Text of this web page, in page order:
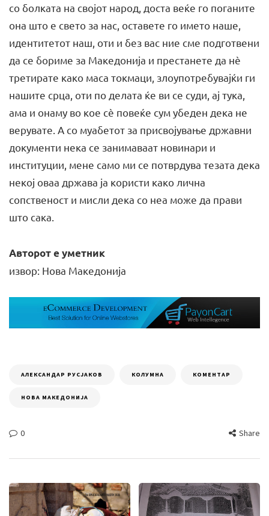
со болката на својот народ, доста веќе го поганите
она што е свето за нас, оставете го името наше,
идентитетот наш, оти и без вас ние сме подготвени
да се бориме за Македонија и престанете да нѐ
третирате како маса токмаци, злоупотребувајќи ги
нашите срца, оти по делата ќе ви се суди, ај тука,
ама и онаму во кое сѐ повеќе сум убеден дека не
верувате. А со муабетот за присвојување државни
документи нека се занимаваат новинари и
институции, мене само ми се потврдува тезата дека
некој оваа држава ја користи како лична
сопственост и мисли дека со неа може да прави
што сака.
Авторот е уметник
извор: Нова Македонија
АЛЕКСАНДАР РУСЈАКОВ КОЛУМНА КОМЕНТАР
НОВА МАКЕДОНИЈА
0 Share